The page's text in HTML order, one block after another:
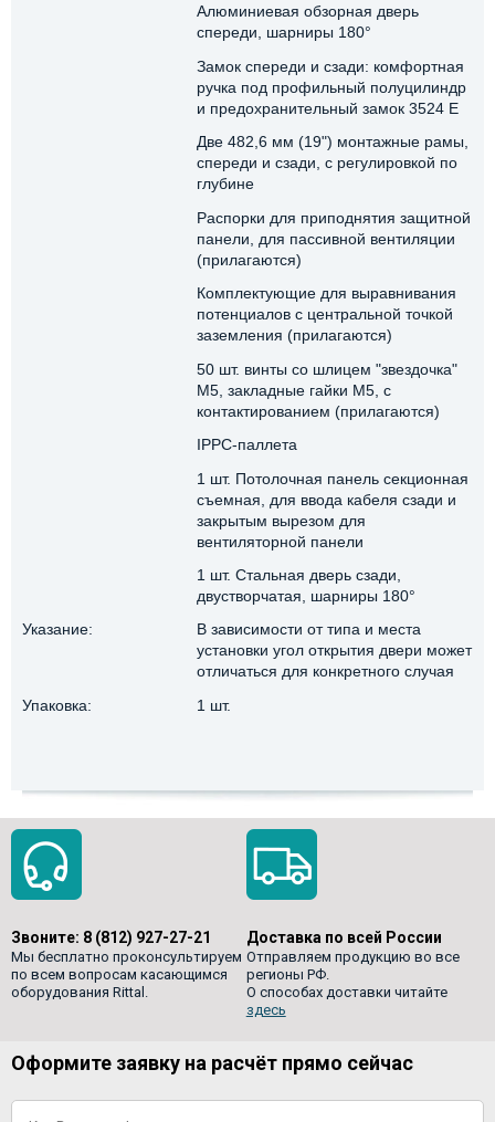
Алюминиевая обзорная дверь
спереди, шарниры 180°
Замок спереди и сзади: комфортная
ручка под профильный полуцилиндр
и предохранительный замок 3524 E
Две 482,6 мм (19") монтажные рамы,
спереди и сзади, с регулировкой по
глубине
Распорки для приподнятия защитной
панели, для пассивной вентиляции
(прилагаются)
Комплектующие для выравнивания
потенциалов с центральной точкой
заземления (прилагаются)
50 шт. винты со шлицем "звездочка"
М5, закладные гайки M5, с
контактированием (прилагаются)
IPPC-паллета
1 шт. Потолочная панель секционная
съемная, для ввода кабеля сзади и
закрытым вырезом для
вентиляторной панели
1 шт. Стальная дверь сзади,
двустворчатая, шарниры 180°
Указание:
В зависимости от типа и места
установки угол открытия двери может
отличаться для конкретного случая
Упаковка:
1 шт.
Звоните: 8 (812) 927-27-21
Мы бесплатно проконсультируем
по всем вопросам касающимся
оборудования Rittal.
Доставка по всей России
Отправляем продукцию во все
регионы РФ.
О способах доставки читайте
здесь
Оформите заявку на расчёт прямо сейчас